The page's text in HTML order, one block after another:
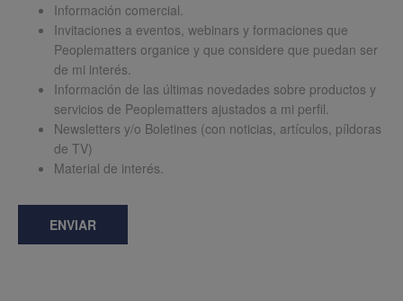
Información comercial.
Invitaciones a eventos, webinars y formaciones que
Peoplematters organice y que considere que puedan ser
de mi interés.
Información de las últimas novedades sobre productos y
servicios de Peoplematters ajustados a mi perfil.
Newsletters y/o Boletines (con noticias, artículos, píldoras
de TV)
Material de interés.
ENVIAR